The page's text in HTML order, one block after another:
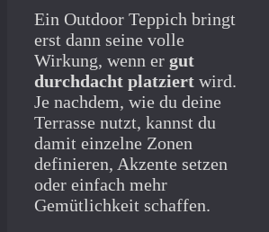
Ein Outdoor Teppich bringt
erst dann seine volle
Wirkung, wenn er gut
durchdacht platziert wird.
Je nachdem, wie du deine
Terrasse nutzt, kannst du
damit einzelne Zonen
definieren, Akzente setzen
oder einfach mehr
Gemütlichkeit schaffen.